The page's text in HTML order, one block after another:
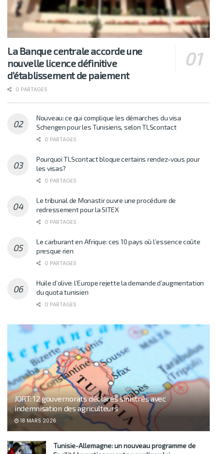
La Banque centrale accorde une
nouvelle licence définitive
d’établissement de paiement
0 PARTAGES
Nouveau: ce qui complique les démarches du visa
Schengen pour les Tunisiens, selon TLScontact
0 PARTAGES
Pourquoi TLScontact bloque certains rendez-vous pour
les visas?
0 PARTAGES
Le tribunal de Monastir ouvre une procédure de
redressement pour la SITEX
0 PARTAGES
Le carburant en Afrique: ces 10 pays où l’essence coûte
presque rien
0 PARTAGES
Huile d’olive: l’Europe rejette la demande d’augmentation
du quota tunisien
0 PARTAGES
JORT: 12 gouvernorats déclarés sinistrés avec
indemnisation des agriculteurs
18 MARS 2026
Tunisie-Allemagne: un nouveau programme de